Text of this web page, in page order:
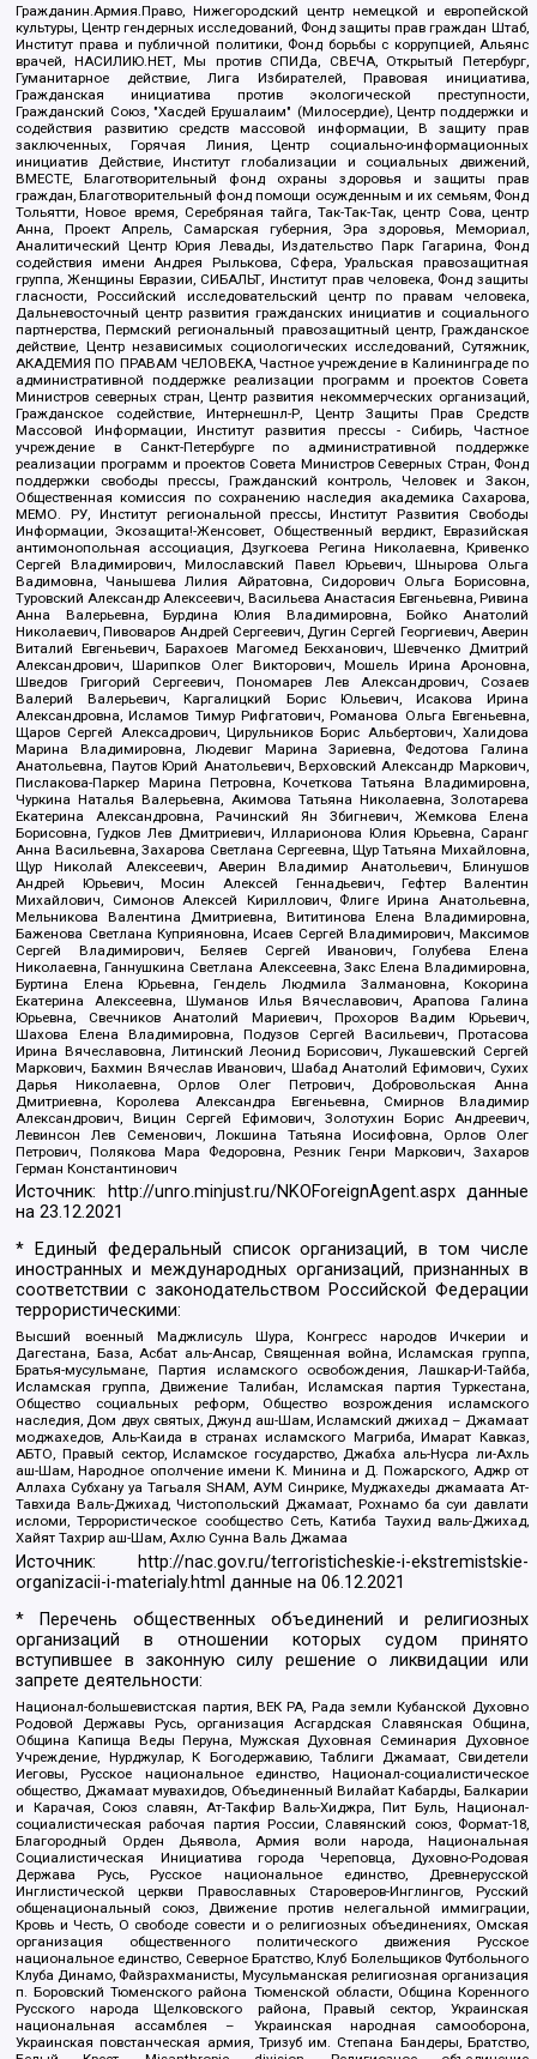
Гражданин.Армия.Право, Нижегородский центр немецкой и европейской
культуры, Центр гендерных исследований, Фонд защиты прав граждан Штаб,
Институт права и публичной политики, Фонд борьбы с коррупцией, Альянс
врачей, НАСИЛИЮ.НЕТ, Мы против СПИДа, СВЕЧА, Открытый Петербург,
Гуманитарное действие, Лига Избирателей, Правовая инициатива,
Гражданская инициатива против экологической преступности,
Гражданский Союз, "Хасдей Ерушалаим" (Милосердие), Центр поддержки и
содействия развитию средств массовой информации, В защиту прав
заключенных, Горячая Линия, Центр социально-информационных
инициатив Действие, Институт глобализации и социальных движений,
ВМЕСТЕ, Благотворительный фонд охраны здоровья и защиты прав
граждан, Благотворительный фонд помощи осужденным и их семьям, Фонд
Тольятти, Новое время, Серебряная тайга, Так-Так-Так, центр Сова, центр
Анна, Проект Апрель, Самарская губерния, Эра здоровья, Мемориал,
Аналитический Центр Юрия Левады, Издательство Парк Гагарина, Фонд
содействия имени Андрея Рылькова, Сфера, Уральская правозащитная
группа, Женщины Евразии, СИБАЛЬТ, Институт прав человека, Фонд защиты
гласности, Российский исследовательский центр по правам человека,
Дальневосточный центр развития гражданских инициатив и социального
партнерства, Пермский региональный правозащитный центр, Гражданское
действие, Центр независимых социологических исследований, Сутяжник,
АКАДЕМИЯ ПО ПРАВАМ ЧЕЛОВЕКА, Частное учреждение в Калининграде по
административной поддержке реализации программ и проектов Совета
Министров северных стран, Центр развития некоммерческих организаций,
Гражданское содействие, Интернешнл-Р, Центр Защиты Прав Средств
Массовой Информации, Институт развития прессы - Сибирь, Частное
учреждение в Санкт-Петербурге по административной поддержке
реализации программ и проектов Совета Министров Северных Стран, Фонд
поддержки свободы прессы, Гражданский контроль, Человек и Закон,
Общественная комиссия по сохранению наследия академика Сахарова,
МЕМО. РУ, Институт региональной прессы, Институт Развития Свободы
Информации, Экозащита!-Женсовет, Общественный вердикт, Евразийская
антимонопольная ассоциация, Дзугкоева Регина Николаевна, Кривенко
Сергей Владимирович, Милославский Павел Юрьевич, Шнырова Ольга
Вадимовна, Чанышева Лилия Айратовна, Сидорович Ольга Борисовна,
Туровский Александр Алексеевич, Васильева Анастасия Евгеньевна, Ривина
Анна Валерьевна, Бурдина Юлия Владимировна, Бойко Анатолий
Николаевич, Пивоваров Андрей Сергеевич, Дугин Сергей Георгиевич, Аверин
Виталий Евгеньевич, Барахоев Магомед Бекханович, Шевченко Дмитрий
Александрович, Шарипков Олег Викторович, Мошель Ирина Ароновна,
Шведов Григорий Сергеевич, Пономарев Лев Александрович, Созаев
Валерий Валерьевич, Каргалицкий Борис Юльевич, Исакова Ирина
Александровна, Исламов Тимур Рифгатович, Романова Ольга Евгеньевна,
Щаров Сергей Алексадрович, Цирульников Борис Альбертович, Халидова
Марина Владимировна, Людевиг Марина Зариевна, Федотова Галина
Анатольевна, Паутов Юрий Анатольевич, Верховский Александр Маркович,
Пислакова-Паркер Марина Петровна, Кочеткова Татьяна Владимировна,
Чуркина Наталья Валерьевна, Акимова Татьяна Николаевна, Золотарева
Екатерина Александровна, Рачинский Ян Збигневич, Жемкова Елена
Борисовна, Гудков Лев Дмитриевич, Илларионова Юлия Юрьевна, Саранг
Анна Васильевна, Захарова Светлана Сергеевна, Щур Татьяна Михайловна,
Щур Николай Алексеевич, Аверин Владимир Анатольевич, Блинушов
Андрей Юрьевич, Мосин Алексей Геннадьевич, Гефтер Валентин
Михайлович, Симонов Алексей Кириллович, Флиге Ирина Анатольевна,
Мельникова Валентина Дмитриевна, Вититинова Елена Владимировна,
Баженова Светлана Куприяновна, Исаев Сергей Владимирович, Максимов
Сергей Владимирович, Беляев Сергей Иванович, Голубева Елена
Николаевна, Ганнушкина Светлана Алексеевна, Закс Елена Владимировна,
Буртина Елена Юрьевна, Гендель Людмила Залмановна, Кокорина
Екатерина Алексеевна, Шуманов Илья Вячеславович, Арапова Галина
Юрьевна, Свечников Анатолий Мариевич, Прохоров Вадим Юрьевич,
Шахова Елена Владимировна, Подузов Сергей Васильевич, Протасова
Ирина Вячеславовна, Литинский Леонид Борисович, Лукашевский Сергей
Маркович, Бахмин Вячеслав Иванович, Шабад Анатолий Ефимович, Сухих
Дарья Николаевна, Орлов Олег Петрович, Добровольская Анна
Дмитриевна, Королева Александра Евгеньевна, Смирнов Владимир
Александрович, Вицин Сергей Ефимович, Золотухин Борис Андреевич,
Левинсон Лев Семенович, Локшина Татьяна Иосифовна, Орлов Олег
Петрович, Полякова Мара Федоровна, Резник Генри Маркович, Захаров
Герман Константинович
Источник: http://unro.minjust.ru/NKOForeignAgent.aspxданные
на23.12.2021
* Единый федеральный список организаций, в том числе
иностранных и международных организаций, признанных в
соответствии с законодательством Российской Федерации
террористическими:
Высший военный Маджлисуль Шура, Конгресс народов Ичкерии и
Дагестана, База, Асбат аль-Ансар, Священная война, Исламская группа,
Братья-мусульмане, Партия исламского освобождения, Лашкар-И-Тайба,
Исламская группа, Движение Талибан, Исламская партия Туркестана,
Общество социальных реформ, Общество возрождения исламского
наследия, Дом двух святых, Джунд аш-Шам, Исламский джихад – Джамаат
моджахедов, Аль-Каида в странах исламского Магриба, Имарат Кавказ,
АБТО, Правый сектор, Исламское государство, Джабха аль-Нусра ли-Ахль
аш-Шам, Народное ополчение имени К. Минина и Д. Пожарского, Аджр от
Аллаха Субхану уа Тагьаля SHAM, АУМ Синрике, Муджахеды джамаата Ат-
Тавхида Валь-Джихад, Чистопольский Джамаат, Рохнамо ба суи давлати
исломи, Террористическое сообщество Сеть, Катиба Таухид валь-Джихад,
Хайят Тахрир аш-Шам, Ахлю Сунна Валь Джамаа
Источник:
http://nac.gov.ru/terroristicheskie-i-ekstremistskie-
organizacii-i-materialy.html данные на06.12.2021
* Перечень общественных объединений и религиозных
организаций в отношении которых судом принято
вступившее в законную силу решение о ликвидации или
запрете деятельности:
Национал-большевистская партия, ВЕК РА, Рада земли Кубанской Духовно
Родовой Державы Русь, организация Асгардская Славянская Община,
Община Капища Веды Перуна, Мужская Духовная Семинария Духовное
Учреждение, Нурджулар, К Богодержавию, Таблиги Джамаат, Свидетели
Иеговы, Русское национальное единство, Национал-социалистическое
общество, Джамаат мувахидов, Объединенный Вилайат Кабарды, Балкарии
и Карачая, Союз славян, Ат-Такфир Валь-Хиджра, Пит Буль, Национал-
социалистическая рабочая партия России, Славянский союз, Формат-18,
Благородный Орден Дьявола, Армия воли народа, Национальная
Социалистическая Инициатива города Череповца, Духовно-Родовая
Держава Русь, Русское национальное единство, Древнерусской
Инглистической церкви Православных Староверов-Инглингов, Русский
общенациональный союз, Движение против нелегальной иммиграции,
Кровь и Честь, О свободе совести и о религиозных объединениях, Омская
организация общественного политического движения Русское
национальное единство, Северное Братство, Клуб Болельщиков Футбольного
Клуба Динамо, Файзрахманисты, Мусульманская религиозная организация
п. Боровский Тюменского района Тюменской области, Община Коренного
Русского народа Щелковского района, Правый сектор, Украинская
национальная ассамблея – Украинская народная самооборона,
Украинская повстанческая армия, Тризуб им. Степана Бандеры, Братство,